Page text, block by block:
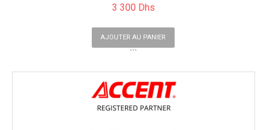
3 300 Dhs
AJOUTER AU PANIER
```